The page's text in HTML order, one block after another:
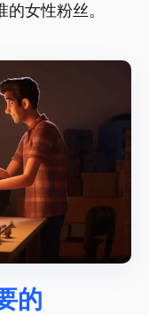
女性粉丝。
的